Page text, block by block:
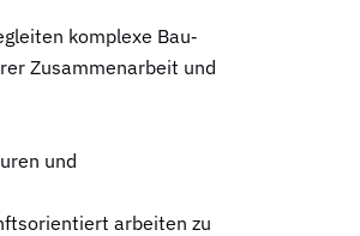
komplexe Bau‑
Zusammenarbeit und
und
arbeiten zu